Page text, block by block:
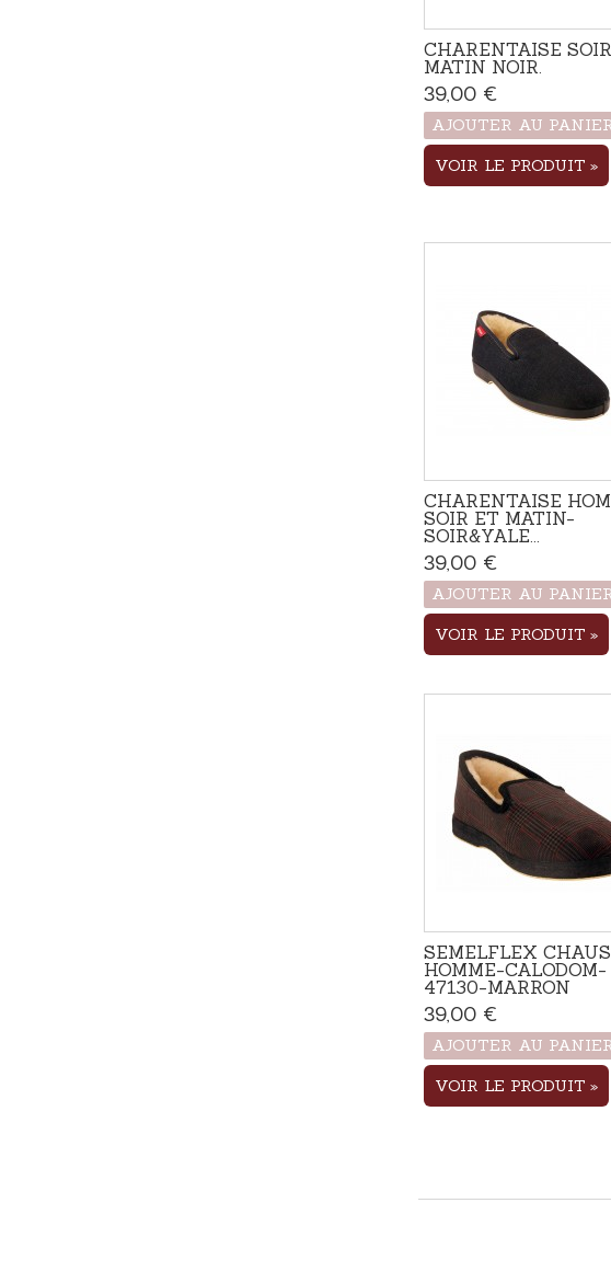
CHARENTAISE
MATIN NOIR.
39,00 €
AJOUTER AU
VOIR LE PRODUIT
CHARENTAISE
SOIR ET MATIN-
SOIR&YALE...
39,00 €
AJOUTER AU
VOIR LE PRODUIT
SEMELFLEX
HOMME-CALODOM-
47130-MARRON
39,00 €
AJOUTER AU
VOIR LE PRODUIT